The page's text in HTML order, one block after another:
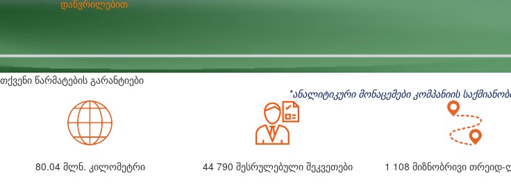
დაწვრილებით
თქვენი წარმატების გარანტიები
*ანალიტიკური მონაცემები კომპანიის
80.14 მლნ. კილომეტრი 44 790 შესრულებული შეკვეთები 1 108 მიზნობრივი თრეიდ-